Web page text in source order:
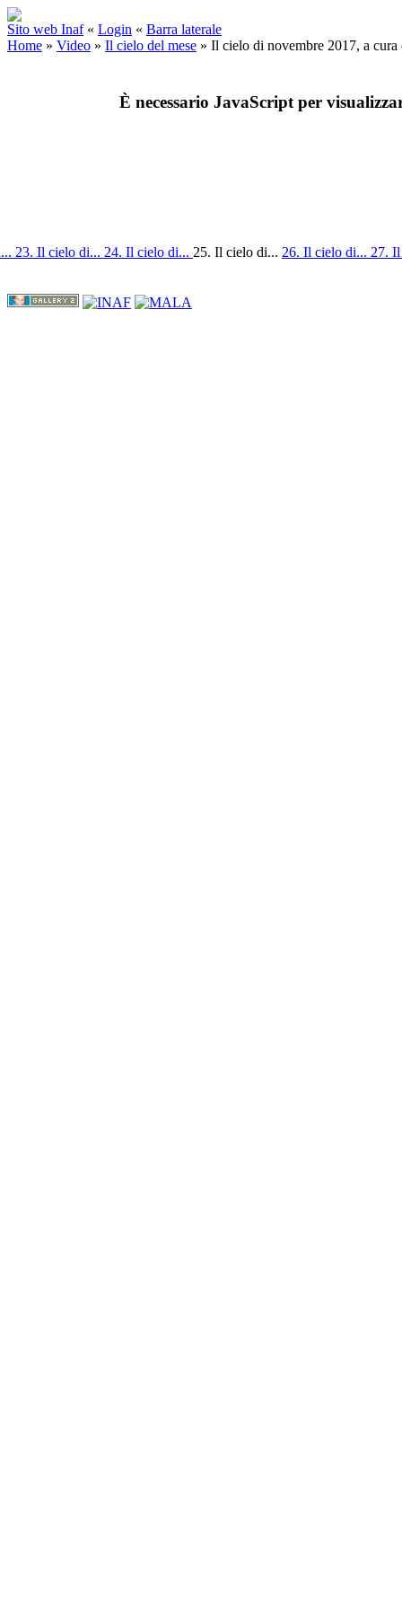
Sito web Inaf « Login « Barra laterale
Home » Video » Il cielo del mese » Il cielo di novembre 2017, a
È necessario JavaScript per
23. Il cielo di... 24. Il cielo di... 25. Il cielo di... 26. Il cielo di... 27.